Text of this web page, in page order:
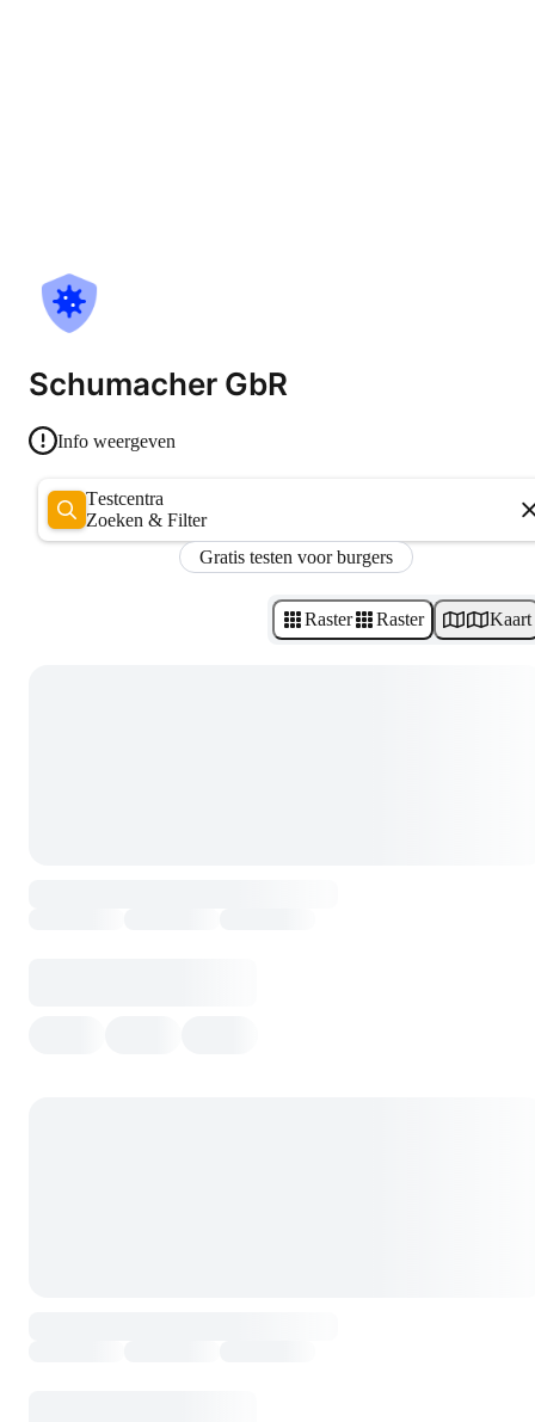
Schumacher GbR
Info weergeven
Testcentra
Zoeken & Filter
Gratis testen voor burgers
Raster Raster Kaart